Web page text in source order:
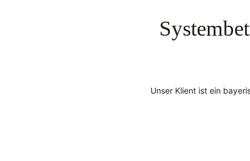
Unser Klient ist ein